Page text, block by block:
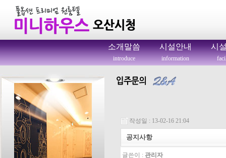
소개말씀
introduce
시설안내
information
시
작성일 : 13-02-16 21:04
공지사항
글쓴이 : 관리자